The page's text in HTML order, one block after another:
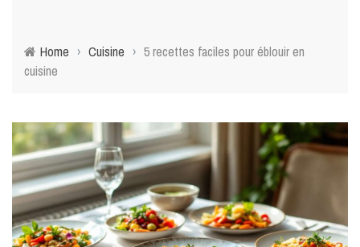
Home › Cuisine › 5 recettes faciles pour éblouir en
cuisine